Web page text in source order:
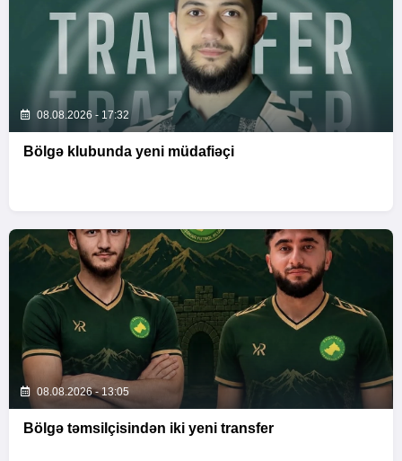
08.08.2026 - 17:32
Bölgə klubunda yeni müdafiəçi
08.08.2026 - 13:05
Bölgə təmsilçisindən iki yeni transfer